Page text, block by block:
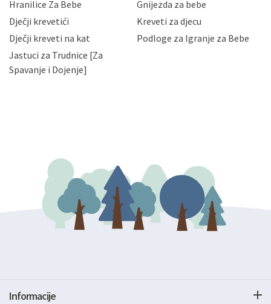
slučajevima koji su dozvoljeni zakonima. Napominjemo
da možete u svako doba, u potpunosti ili djelomice,
zatražiti prestanak aktivnosti obrade Vaših osobnih
podataka. Opoziv privole možete podnijeti poštom na
gore navedenu adresu ili e-mailom na adresu:
Hranilice Za Bebe
Gnijezda za bebe
Dječji krevetići
Kreveti za djecu
Dječji kreveti na kat
Podloge za Igranje za Bebe
Jastuci za Trudnice [Za
Spavanje i Dojenje]
Informacije